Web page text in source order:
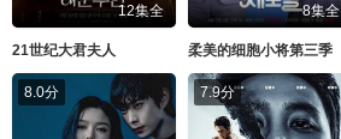
12集全
21世纪大君夫人
8集全
柔美的细胞小将第三季
8.0分 7.9分